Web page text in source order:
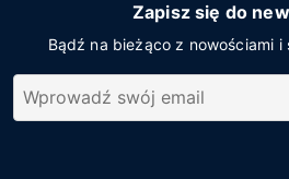
Zapisz się do
Bądź na bieżąco z nowościami i